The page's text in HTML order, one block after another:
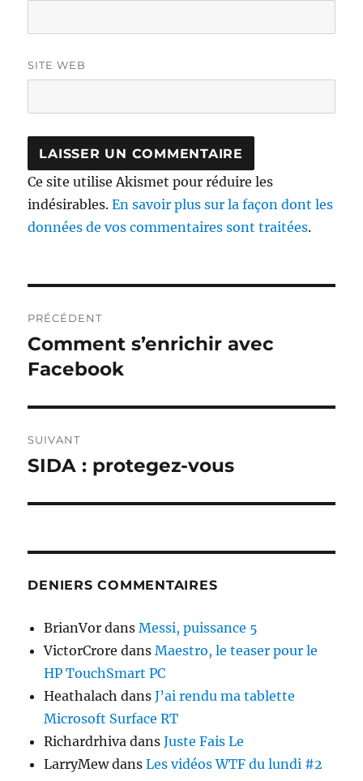
SITE WEB
Ce site utilise Akismet pour réduire les
indésirables.En savoir plus sur la façon dont les
données de vos commentaires sont traitées.
de
l’article
PRÉCÉDENT
Publication
précédente :
Comment s’enrichir avec
Facebook
SUIVANT
Publication
SIDA : protegez-vous
DENIERS COMMENTAIRES
BrianVor dansMessi, puissance 5
VictorCrore dansMaestro, le teaser pour le
HP TouchSmart PC
Heathalach dansJ’ai rendu ma tablette
Microsoft Surface RT
Richardrhiva dansJuste Fais Le
LarryMewdansLes vidéos WTF du lundi #2